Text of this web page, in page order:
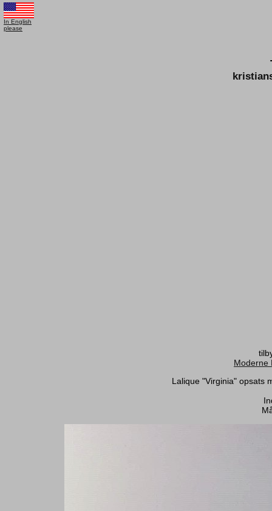
In English
please
Moderne
Lalique "Virginia" opsats